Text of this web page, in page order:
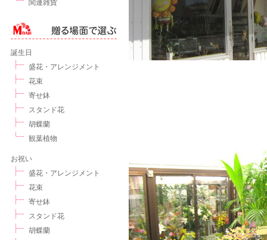
関連雑貨
誕生日
盛花・アレンジメント
花束
寄せ鉢
スタンド花
胡蝶蘭
観葉植物
お祝い
盛花・アレンジメント
花束
寄せ鉢
スタンド花
胡蝶蘭